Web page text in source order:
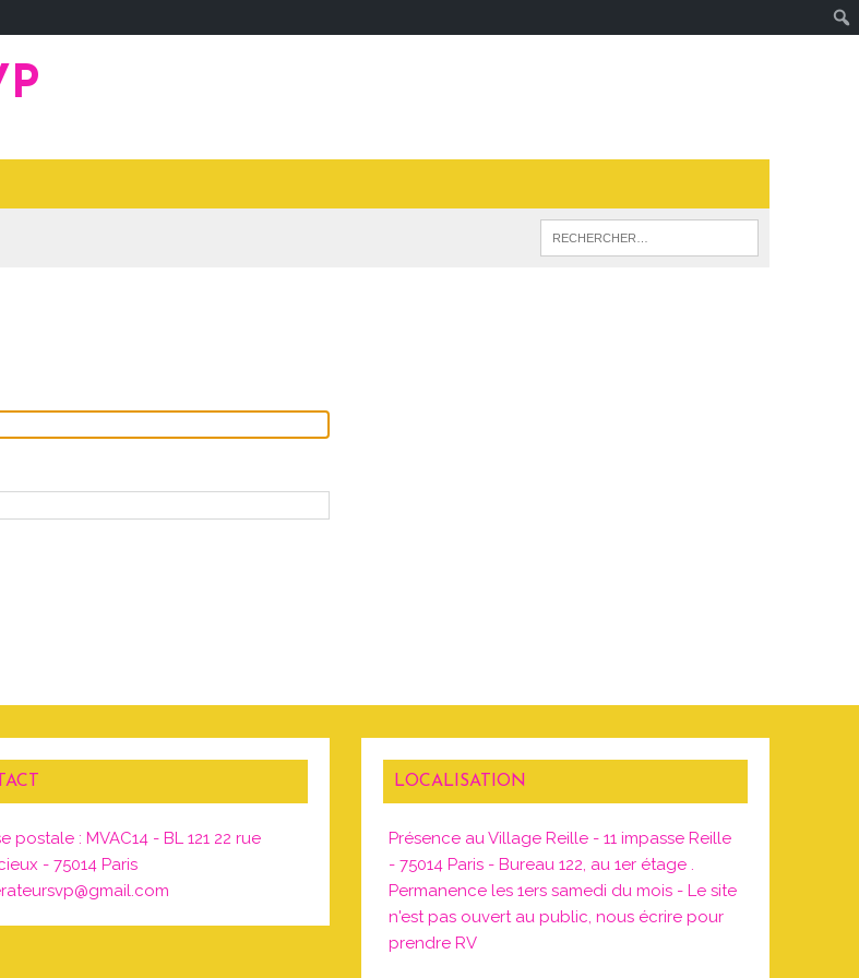
postale : MVAC14 - BL 121 22 rue
- 75014 Paris
LOCALISATION
Présence au Village Reille - 11 impasse Reille
- 75014 Paris - Bureau 122, au 1er étage .
Permanence les 1ers samedi du mois - Le site
n'est pas ouvert au public, nous écrire pour
prendre RV